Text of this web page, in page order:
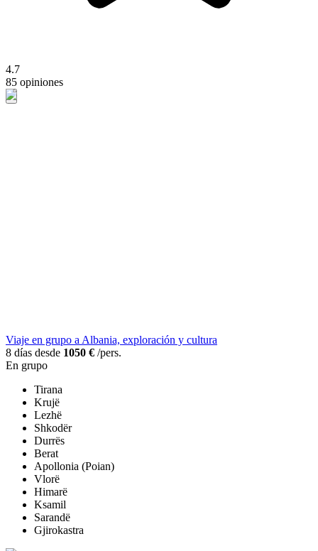
4.7
85 opiniones
Viaje en grupo a Albania, exploración y cultura
8 días desde 1050 € /pers.
En grupo
Tirana
Krujë
Lezhë
Shkodër
Durrës
Berat
Apollonia (Poian)
Vlorë
Himarë
Ksamil
Sarandë
Gjirokastra